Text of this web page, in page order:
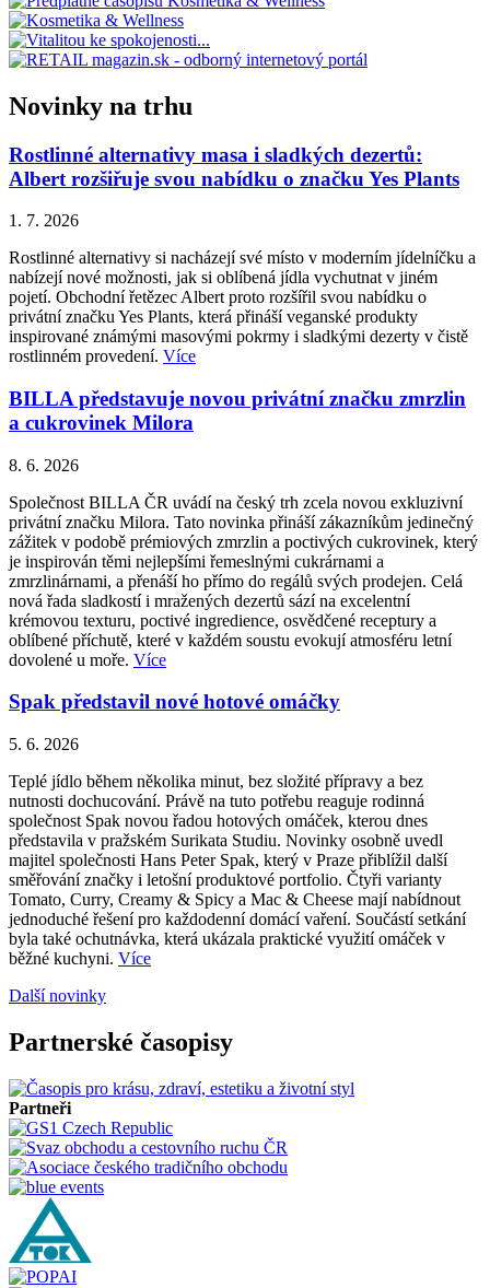
Novinky na trhu
Rostlinné alternativy masa i sladkých dezertů:
Albert rozšiřuje svou nabídku o značku Yes Plants
1. 7. 2026
Rostlinné alternativy si nacházejí své místo v moderním jídelníčku a
nabízejí nové možnosti, jak si oblíbená jídla vychutnat v jiném
pojetí. Obchodní řetězec Albert proto rozšířil svou nabídku o
privátní značku Yes Plants, která přináší veganské produkty
inspirované známými masovými pokrmy i sladkými dezerty v čistě
rostlinném provedení. Více
BILLA představuje novou privátní značku zmrzlin
a cukrovinek Milora
8. 6. 2026
Společnost BILLA ČR uvádí na český trh zcela novou exkluzivní
privátní značku Milora. Tato novinka přináší zákazníkům jedinečný
zážitek v podobě prémiových zmrzlin a poctivých cukrovinek, který
je inspirován těmi nejlepšími řemeslnými cukrárnami a
zmrzlinárnami, a přenáší ho přímo do regálů svých prodejen. Celá
nová řada sladkostí i mražených dezertů sází na excelentní
krémovou texturu, poctivé ingredience, osvědčené receptury a
oblíbené příchutě, které v každém soustu evokují atmosféru letní
dovolené u moře. Více
Spak představil nové hotové omáčky
5. 6. 2026
Teplé jídlo během několika minut, bez složité přípravy a bez
nutnosti dochucování. Právě na tuto potřebu reaguje rodinná
společnost Spak novou řadou hotových omáček, kterou dnes
představila v pražském Surikata Studiu. Novinky osobně uvedl
majitel společnosti Hans Peter Spak, který v Praze přiblížil další
směřování značky i letošní produktové portfolio. Čtyři varianty
Tomato, Curry, Creamy & Spicy a Mac & Cheese mají nabídnout
jednoduché řešení pro každodenní domácí vaření. Součástí setkání
byla také ochutnávka, která ukázala praktické využití omáček v
běžné kuchyni. Více
Další novinky
Partnerské časopisy
Partneři